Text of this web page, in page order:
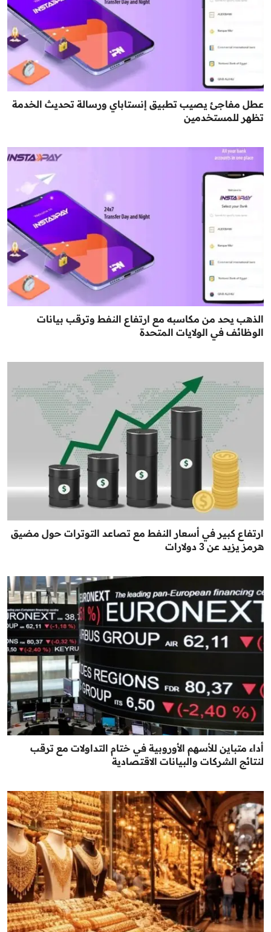
عطل مفاجئ يصيب تطبيق إنستاباي ورسالة تحديث الخدمة
تظهر للمستخدمين
الذهب يحد من مكاسبه مع ارتفاع النفط وترقب بيانات
الوظائف في الولايات المتحدة
ارتفاع كبير في أسعار النفط مع تصاعد التوترات حول مضيق
هرمز يزيد عن 3 دولارات
أداء متباين للأسهم الأوروبية في ختام التداولات مع ترقب
لنتائج الشركات والبيانات الاقتصادية